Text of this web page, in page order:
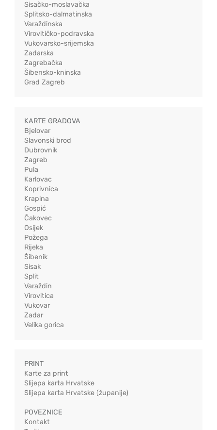
Sisačko-moslavačka
Splitsko-dalmatinska
Varaždinska
Virovitičko-podravska
Vukovarsko-srijemska
Zadarska
Zagrebačka
Šibensko-kninska
Grad Zagreb
KARTE GRADOVA
Bjelovar
Slavonski brod
Dubrovnik
Zagreb
Pula
Karlovac
Koprivnica
Krapina
Gospić
Čakovec
Osijek
Požega
Rijeka
Šibenik
Sisak
Split
Varaždin
Virovitica
Vukovar
Zadar
Velika gorica
PRINT
Karte za print
Slijepa karta Hrvatske
Slijepa karta Hrvatske (županije)
POVEZNICE
Kontakt